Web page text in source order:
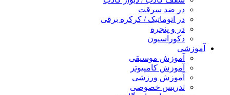
در ضد سرقت
در اتوماتیک / کرکره برقی
در و پنجره
دکوراسیون
آموزشی
آموزش موسیقی
آموزش کامپیوتر
آموزش ورزشی
تدریس خصوصی